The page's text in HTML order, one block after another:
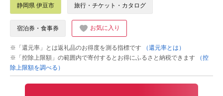
静岡県 伊豆市 旅行・チケット・カタログ
宿泊券・食事券 お気に入り
※「還元率」とは返礼品のお得度を測る指標です
（還元率とは）
※「控除上限額」の範囲内で寄付するとお得にふるさと納税できます
（控
除上限額を調べる）